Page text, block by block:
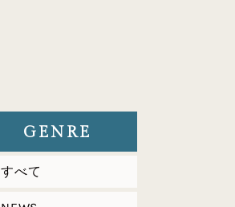
GENRE
すべて